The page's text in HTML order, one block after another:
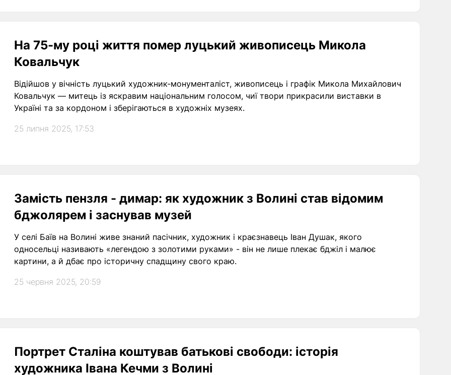
На 75-му році життя помер луцький живописець Микола
Ковальчук
Відійшов у вічність луцький художник-монументаліст, живописець і графік Микола Михайлович
Ковальчук — митець із яскравим національним голосом, чиї твори прикрасили виставки в
Україні та за кордоном і зберігаються в художніх музеях.
25 липня 2025, 17:53
Замість пензля - димар: як художник з Волині став відомим
бджолярем і заснував музей
У селі Баїв на Волині живе знаний пасічник, художник і краєзнавець Іван Душак, якого
односельці називають «легендою з золотими руками» - він не лише плекає бджіл і малює
картини, а й дбає про історичну спадщину свого краю.
25 червня 2025, 20:59
Портрет Сталіна коштував батькові свободи: історія
художника Івана Кечми з Волині